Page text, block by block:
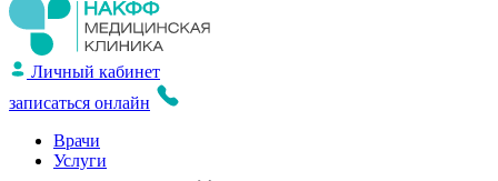
Личный кабинет
записаться онлайн
Врачи
Услуги